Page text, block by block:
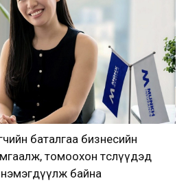
баталгаа бизнесийн
томоохон төслүүдэд
байна